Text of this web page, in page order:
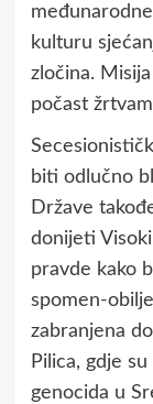
kulturu
zločina.
počast
biti odlučno
Države
donijeti
pravde kako
spomen-
zabranjena
Pilica, gdje
genocida u